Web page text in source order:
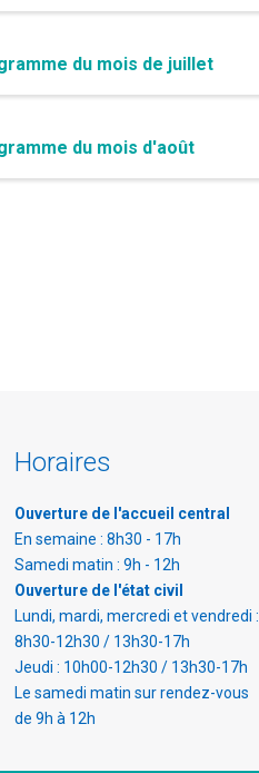
du mois de juillet
du mois d'août
Horaires
Ouverture de l'accueil central
En semaine : 8h30 - 17h
Samedi matin : 9h - 12h
Ouverture de l'état civil
Lundi, mardi, mercredi et vendredi :
8h30-12h30 / 13h30-17h
Jeudi : 10h00-12h30 / 13h30-17h
Le samedi matin sur rendez-vous
de 9h à 12h